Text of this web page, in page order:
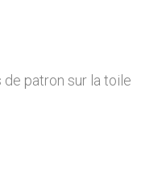
patron sur la toile